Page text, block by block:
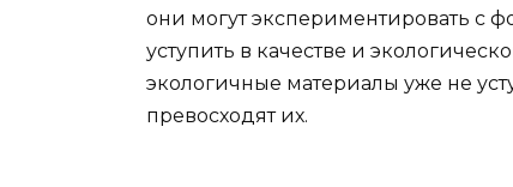
они могут экспериментировать с
уступить в качестве и
экологичные материалы уже не
превосходят их.